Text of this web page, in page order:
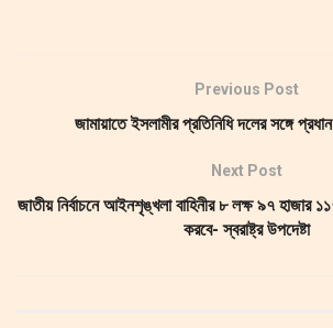
Previous Post
জামায়াতে ইসলামীর প্রতিনিধি দলের সঙ্গে
Next Post
জাতীয় নির্বাচনে আইনশৃঙ্খলা বাহিনীর ৮ লক্ষ ৯৭ হাজার
করবে- স্বরাষ্ট্র উপদেষ্টা